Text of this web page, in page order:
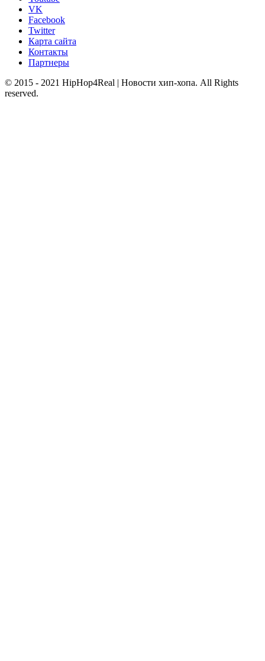
VK
Facebook
Twitter
Карта сайта
Контакты
Партнеры
© 2015 - 2021 HipHop4Real | Новости хип-хопа. All Rights
reserved.